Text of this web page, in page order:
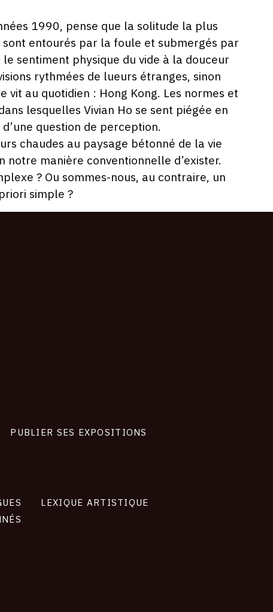
1990, pense que la solitude la plus
entourés par la foule et submergés par
sentiment physique du vide à la douceur
rythmées de lueurs étranges, sinon
au quotidien : Hong Kong. Les normes et
lesquelles Vivian Ho se sent piégée en
question de perception.
chaudes au paysage bétonné de la vie
notre manière conventionnelle d’exister.
? Ou sommes-nous, au contraire, un
simple ?
PUBLIER SES EXPOSITIONS
LEXIQUE ARTISTIQUE